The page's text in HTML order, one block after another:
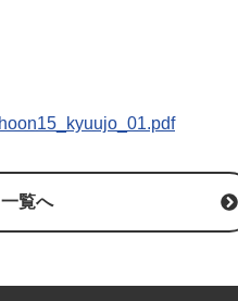
一覧へ